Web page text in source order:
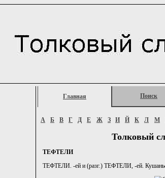
Главная Поиск
А Б В Г Д Е Ж З И Й К Л М
Толковый
ТЕФТЕЛИ
ТЕФТЕЛИ. -ей и (разг.) ТЕФТЕЛИ, -ей.